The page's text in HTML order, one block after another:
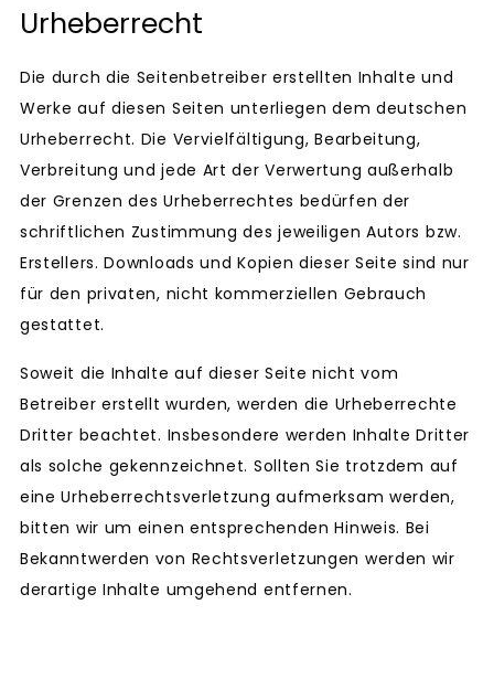
Urheberrecht
Die durch die Seitenbetreiber erstellten Inhalte und
Werke auf diesen Seiten unterliegen dem deutschen
Urheberrecht. Die Vervielfältigung, Bearbeitung,
Verbreitung und jede Art der Verwertung außerhalb
der Grenzen des Urheberrechtes bedürfen der
schriftlichen Zustimmung des jeweiligen Autors bzw.
Erstellers. Downloads und Kopien dieser Seite sind nur
für den privaten, nicht kommerziellen Gebrauch
gestattet.
Soweit die Inhalte auf dieser Seite nicht vom
Betreiber erstellt wurden, werden die Urheberrechte
Dritter beachtet. Insbesondere werden Inhalte Dritter
als solche gekennzeichnet. Sollten Sie trotzdem auf
eine Urheberrechtsverletzung aufmerksam werden,
bitten wir um einen entsprechenden Hinweis. Bei
Bekanntwerden von Rechtsverletzungen werden wir
derartige Inhalte umgehend entfernen.